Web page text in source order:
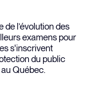
de l’évolution des
examens pour
s'inscrivent
du public
Québec.